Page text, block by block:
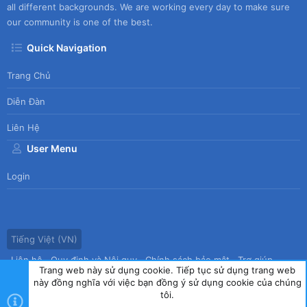
all different backgrounds. We are working every day to make sure
our community is one of the best.
Quick Navigation
Trang Chủ
Diễn Đàn
Liên Hệ
User Menu
Login
Tiếng Việt (VN)
Liên hệ
Quy định và Nội quy Chính sách bảo mật
Trợ giúp
Trang chủ
R
Trang web này sử dụng cookie. Tiếp tục sử dụng trang web
này đồng nghĩa với việc bạn đồng ý sử dụng cookie của chúng
tôi.